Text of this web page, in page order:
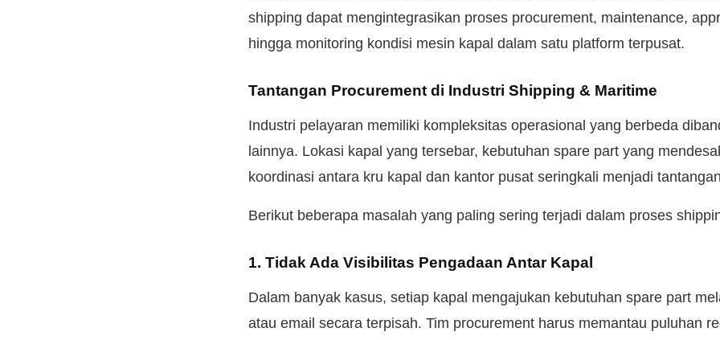
shipping dapat mengintegrasikan proses procurement, maintenance,
hingga monitoring kondisi mesin kapal dalam satu platform terpusat.
Tantangan Procurement di Industri Shipping & Maritime
Industri pelayaran memiliki kompleksitas operasional yang berbeda
lainnya. Lokasi kapal yang tersebar, kebutuhan spare part yang
koordinasi antara kru kapal dan kantor pusat seringkali menjadi
Berikut beberapa masalah yang paling sering terjadi dalam proses
1. Tidak Ada Visibilitas Pengadaan Antar Kapal
Dalam banyak kasus, setiap kapal mengajukan kebutuhan spare part
atau email secara terpisah. Tim procurement harus memantau puluhan